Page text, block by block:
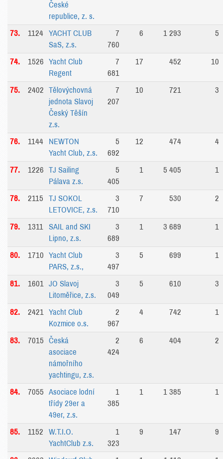
České
republice, z. s.
73. 1124
YACHT CLUB
SaS, z.s.
7
760
6 1 293 5
74. 1526
Yacht Club
Regent
7
681
17 452 10
75. 2402
Tělovýchovná
jednota Slavoj
Český Těšín
z.s.
7
207
10 721 3
76. 1144
NEWTON
Yacht Club, z.s.
5
692
12 474 4
77. 1226
TJ Sailing
Pálava z.s.
5
405
1 5 405 1
78. 2115
TJ SOKOL
LETOVICE, z.s.
3
710
7 530 2
79. 1311
SAIL and SKI
Lipno, z.s.
3
689
1 3 689 1
80. 1710
Yacht Club
PARS, z.s.,
3
497
5 699 1
81. 1601
JO Slavoj
Litoměřice, z.s.
3
049
5 610 3
82. 2421
Yacht Club
Kozmice o.s.
2
967
4 742 1
83. 7015
Česká
asociace
námořního
yachtingu, z.s.
2
424
6 404 2
84. 7055
Asociace lodní
třídy 29er a
49er, z.s.
1
385
1 1 385 1
85. 1152
W.T.I.O.
YachtClub z.s.
1
323
9 147 9